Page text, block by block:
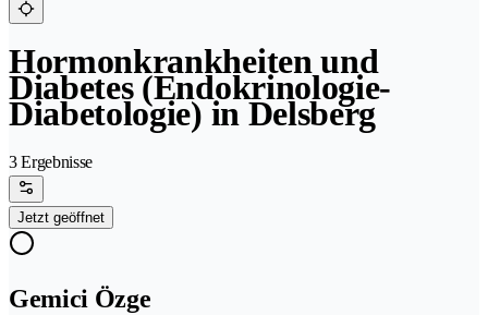
Hormonkrankheiten und
Diabetes (Endokrinologie-
Diabetologie) in Delsberg
3 Ergebnisse
Jetzt geöffnet
Gemici Özge